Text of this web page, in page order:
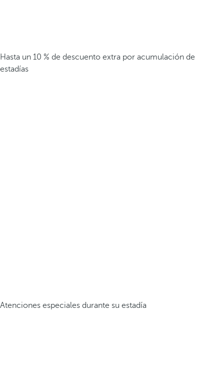
Hasta un 10 % de descuento extra por acumulación de
estadías
Atenciones especiales durante su estadía